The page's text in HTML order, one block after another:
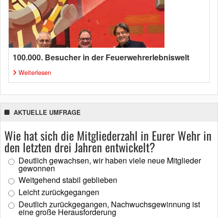
100.000. Besucher in der Feuerwehrerlebniswelt
Weiterlesen
AKTUELLE UMFRAGE
Wie hat sich die Mitgliederzahl in Eurer Wehr in
den letzten drei Jahren entwickelt?
Deutlich gewachsen, wir haben viele neue Mitglieder
gewonnen
Weitgehend stabil geblieben
Leicht zurückgegangen
Deutlich zurückgegangen, Nachwuchsgewinnung ist
eine große Herausforderung